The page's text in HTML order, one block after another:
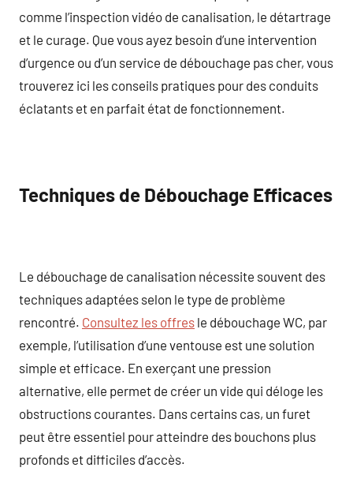
comme l’inspection vidéo de canalisation, le détartrage
et le curage. Que vous ayez besoin d’une intervention
d’urgence ou d’un service de débouchage pas cher, vous
trouverez ici les conseils pratiques pour des conduits
éclatants et en parfait état de fonctionnement.
Techniques de Débouchage Efficaces
Le débouchage de canalisation nécessite souvent des
techniques adaptées selon le type de problème
rencontré. Consultez les offres le débouchage WC, par
exemple, l’utilisation d’une ventouse est une solution
simple et efficace. En exerçant une pression
alternative, elle permet de créer un vide qui déloge les
obstructions courantes. Dans certains cas, un furet
peut être essentiel pour atteindre des bouchons plus
profonds et difficiles d’accès.